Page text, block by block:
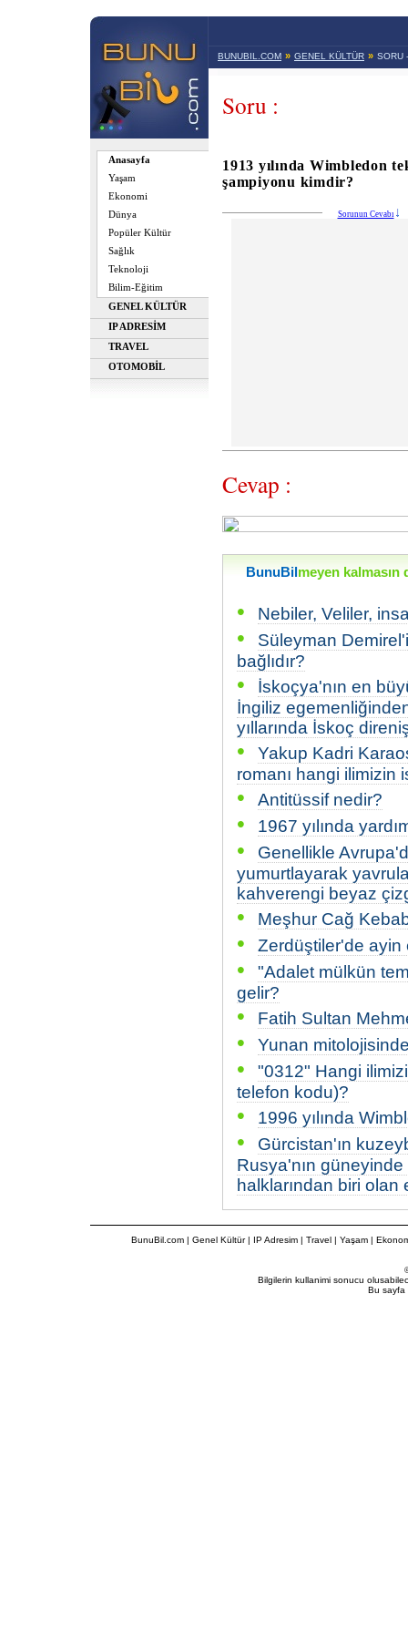
Anasayfa
Yaşam
Ekonomi
Dünya
Popüler Kültür
Sağlık
Teknoloji
Bilim-Eğitim
GENEL KÜLTÜR
IP ADRESİM
TRAVEL
OTOMOBİL
BUNUBIL.COM » GENEL KÜLTÜR » SORU
Soru :
1913 yılında Wimbledon
şampiyonu kimdir?
Sorunun Cevabı
Cevap :
BunuBil meyen kalmasın
• Nebiler, Veliler,
•
Süleyman
bağlıdır?
•
İskoçya'nın en
İngiliz
yıllarında İskoç
•
Yakup Kadri
romanı hangi ilimizin
• Antitüssif nedir?
• 1967 yılında
•
Genellikle
yumurtlayarak
kahverengi beyaz
• Meşhur Cağ
• Zerdüştiler'de ayin
•
"Adalet mülkün
gelir?
• Fatih Sultan
• Yunan
•
"0312" Hangi
telefon kodu)?
• 1996 yılında
•
Gürcistan'ın
Rusya'nın
halklarından biri
BunuBil.com| Genel Kültür| IP Adresim| Travel| Yaşam |
Bilgilerin kullanimi sonucu
Bu sayfa